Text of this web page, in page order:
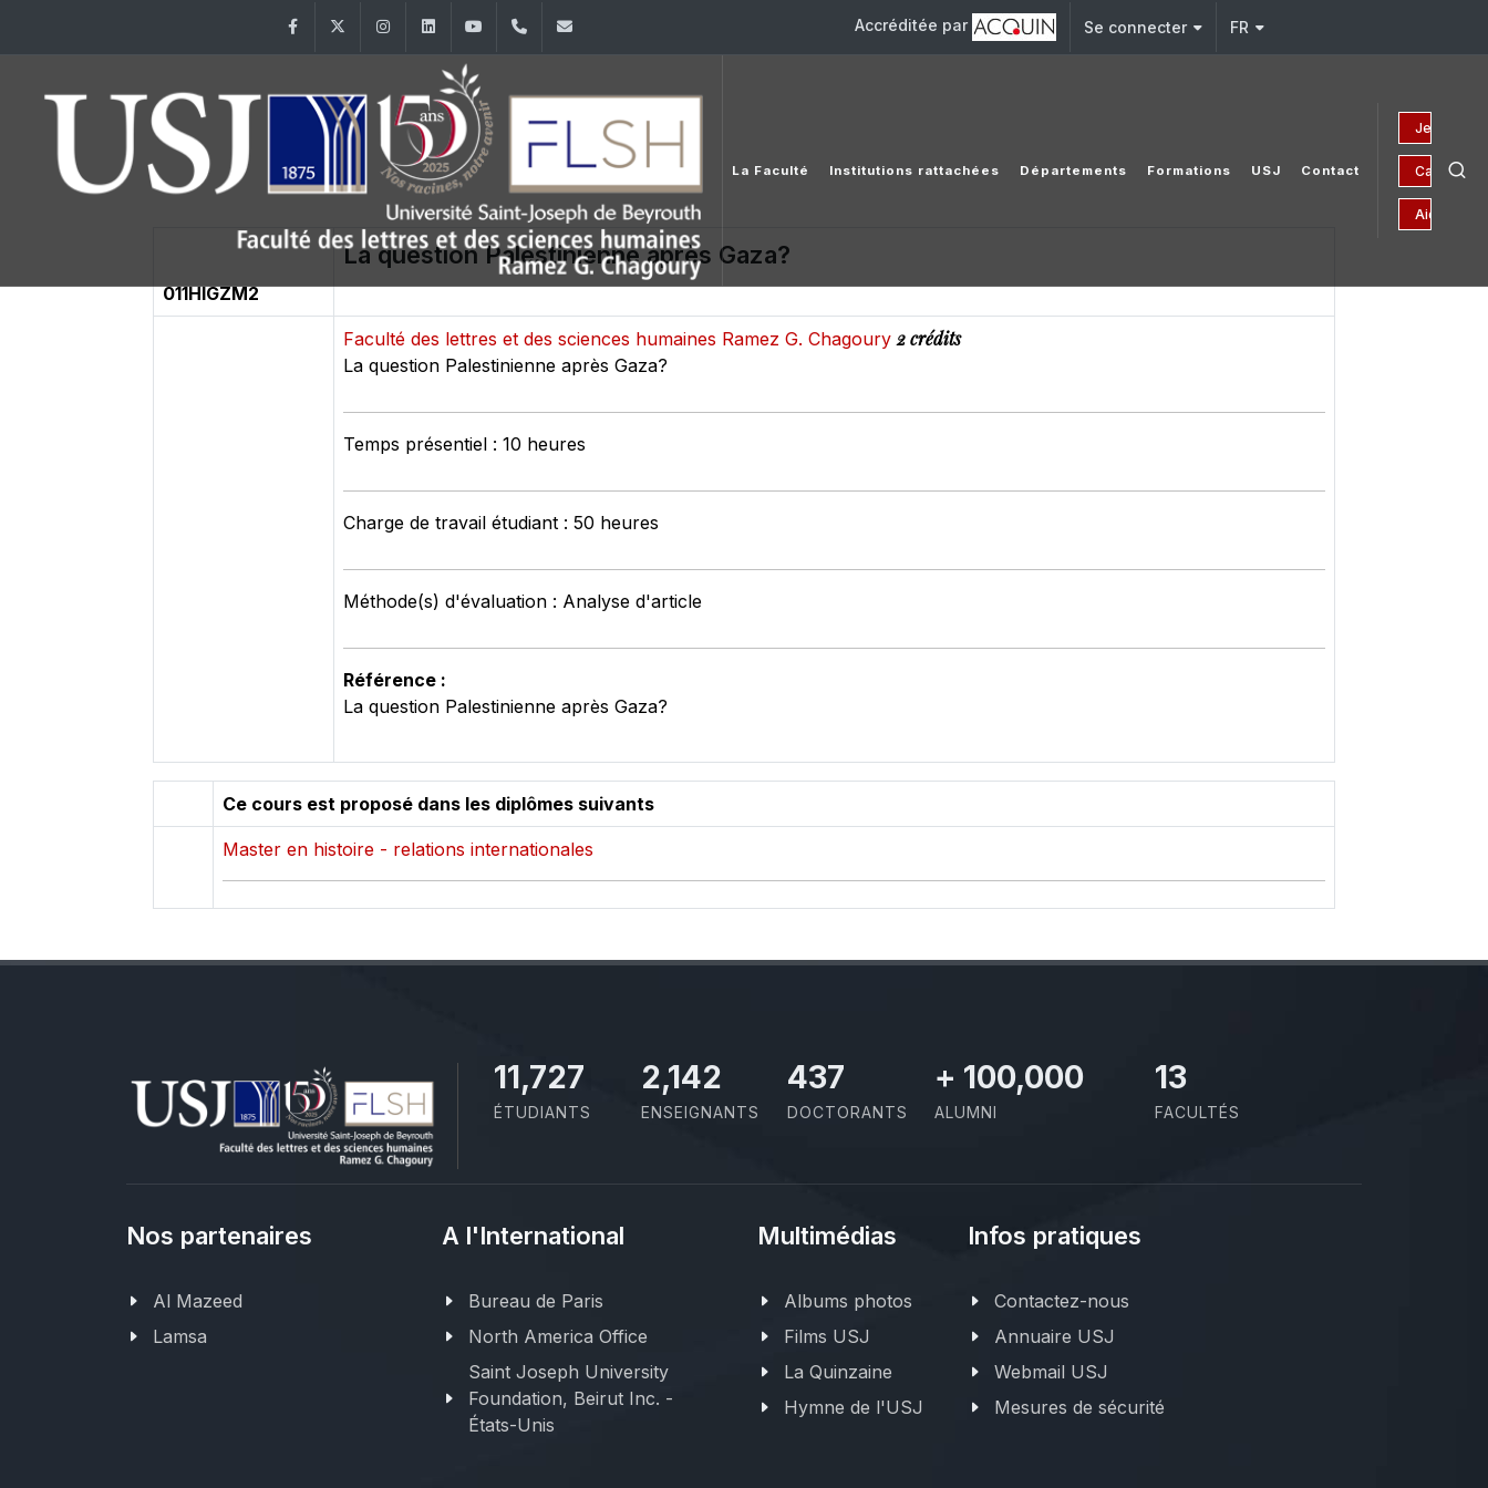
FacebookTwitter InstagramLinkedInYouTube+961 (1) 421 000 Accréditée par Se connecter FR
Je fais un
Aides
La Faculté Institutions rattachées Départements Formations USJ Contact
011HIGZM2
La question Palestinienne après Gaza?
Faculté des lettres et des sciences humaines Ramez G. Chagoury2 crédits
La question Palestinienne après Gaza?
Temps présentiel : 10 heures
Charge de travail étudiant : 50 heures
Méthode(s) d'évaluation : Analyse d'article
Référence :
La question Palestinienne après Gaza?
Ce cours est proposé dans les diplômes suivants
Master en histoire - relations internationales
11,727
ÉTUDIANTS
2,142
ENSEIGNANTS
437
DOCTORANTS
+ 100,000
ALUMNI
13
FACULTÉS
Nos partenaires
Al Mazeed
Lamsa
A l'International
Bureau de Paris
North America Office
Saint Joseph University
Foundation, Beirut Inc. -
États-Unis
Multimédias
Albums photos
Films USJ
La Quinzaine
Hymne de l'USJ
Infos pratiques
Contactez-nous
Annuaire USJ
Webmail USJ
Mesures de sécurité